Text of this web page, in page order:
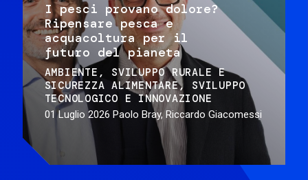
I pesci provano dolore?
Ripensare pesca e
acquacoltura per il
futuro del pianeta
AMBIENTE
SVILUPPO RURALE E
SICUREZZA ALIMENTARE
SVILUPPO
TECNOLOGICO E INNOVAZIONE
01 Luglio 2026 Paolo Bray, Riccardo Giacomessi